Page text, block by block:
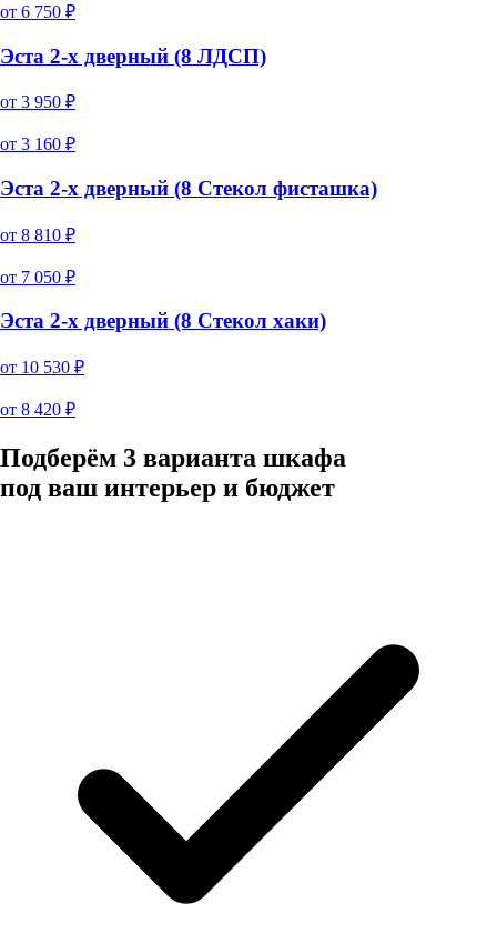
от 6 750 ₽
Эста 2-х дверный (8 ЛДСП)
от 3 950 ₽
от 3 160 ₽
Эста 2-х дверный (8 Стекол фисташка)
от 8 810 ₽
от 7 050 ₽
Эста 2-х дверный (8 Стекол хаки)
от 10 530 ₽
от 8 420 ₽
Подберём 3 варианта шкафа
под ваш интерьер и бюджет